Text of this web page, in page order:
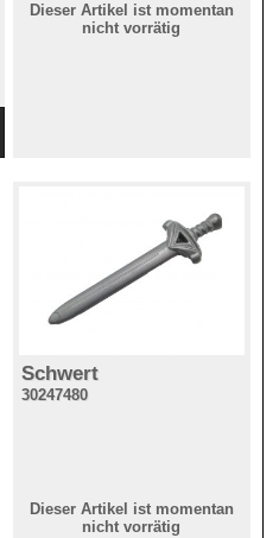
Dieser Artikel ist momentan
nicht vorrätig
Schwert
30247480
Dieser Artikel ist momentan
nicht vorrätig